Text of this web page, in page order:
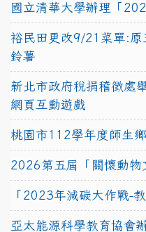
國立清華大學辦理「
裕民田更改9/21菜單:原
鈴薯
新北市政府稅捐稽徵處
網頁互動遊戲
桃園市112學年度師生
2026第五屆「關懷動物
「2023年減碳大作戰-教
亞太能源科學教育協會